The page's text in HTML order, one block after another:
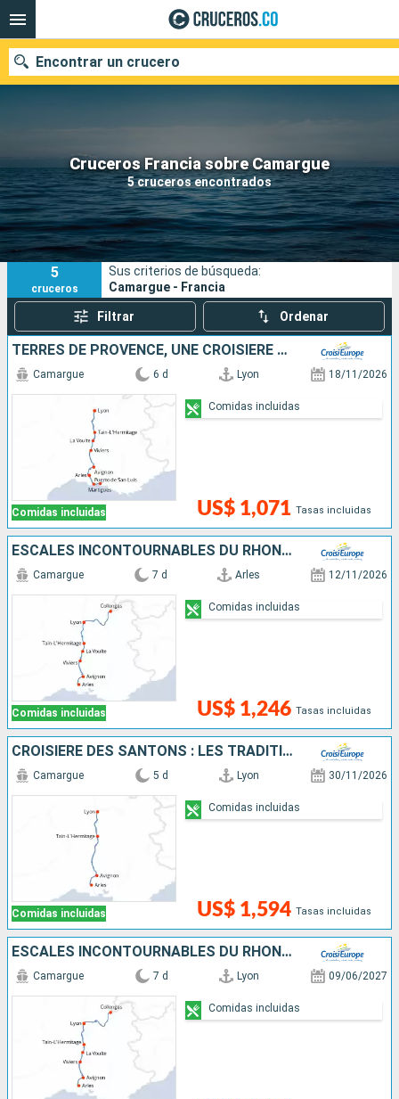
Cruceros Francia sobre Camargue
5 cruceros encontrados
Encontrar un crucero
Fecha de salida
Buscar
5
cruceros
Sus criterios de búsqueda:
Camargue - Francia
Filtrar Ordenar
TERRES DE PROVENCE, UNE CROISIÈRE SENSORIELLE ENTRE HÉRITAGES ET GOURMANDISES
Comidas incluidas
Camargue 6 d Lyon 18/11/2026
US$ 1,071 Tasas incluidas
Comidas incluidas
ESCALES INCONTOURNABLES DU RHÔNE ENTRE LYON, LA CAMARGUE ET LA PROVENCE AVEC UN DÎNER OFFERT À L'ABBAYE DE COLLONGES - PAUL BOCUSE
Comidas incluidas
Camargue 7 d Arles 12/11/2026
US$ 1,246 Tasas incluidas
Comidas incluidas
CROISIÈRE DES SANTONS : LES TRADITIONS DE NOËL DE LA VALLÉE DU RHÔNE
Comidas incluidas
Camargue 5 d Lyon 30/11/2026
US$ 1,594 Tasas incluidas
Comidas incluidas
ESCALES INCONTOURNABLES DU RHÔNE ENTRE LYON, LA CAMARGUE ET LA PROVENCE AVEC UN DÎNER OFFERT À L'ABBAYE DE COLLONGES - PAUL BOCUSE
Camargue 7 d Lyon 09/06/2027
Comidas incluidas